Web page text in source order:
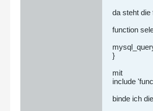
da steht die
function
}
mit
include
binde ich